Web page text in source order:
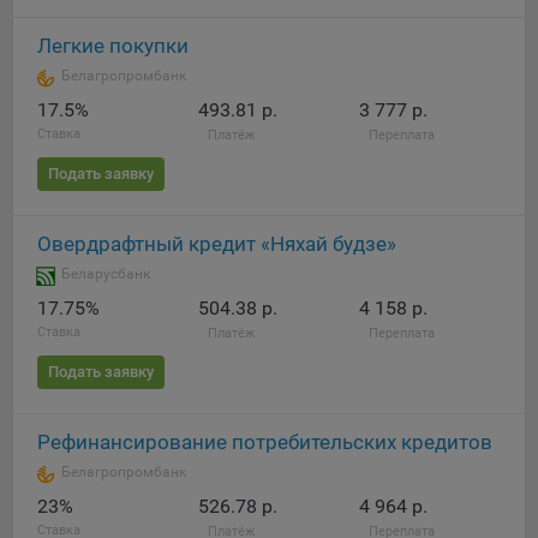
сервис показа контекстной рекламы. Адрес: Yandex
Europe AG, Werftestrasse 4, CH-6005 Luzern, Switzerland.
Google Ads - сервис показа контекстной рекламы,
предоставляемый компанией Google Ireland Ltd, Gordon
House Barrow Street Dublin 4, D04E5W5 Ireland.
Сохранить мои изменения
Легкие покупки
Белагропромбанк
17.5%
Ставка
493.81 р.
Платёж
3 777 р.
Переплата
Подать заявку
Овердрафтный кредит «Няхай будзе»
Беларусбанк
17.75%
Ставка
504.38 р.
Платёж
4 158 р.
Переплата
Подать заявку
Рефинансирование потребительских кредитов
Белагропромбанк
23%
Ставка
526.78 р.
Платёж
4 964 р.
Переплата